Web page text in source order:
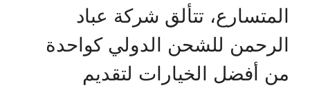
المتسارع، تتألق شركة عباد
الرحمن للشحن الدولي كواحدة
من أفضل الخيارات لتقديم